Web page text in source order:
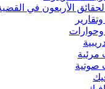
الأربعون في
وحوارات
مرئية
صوتية